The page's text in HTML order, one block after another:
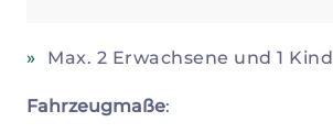
Max. 2 Erwachsene und 1 Kind
Fahrzeugmaße: